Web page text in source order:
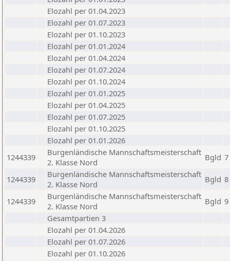
Elozahl per 01.04.2023
Elozahl per 01.07.2023
Elozahl per 01.10.2023
Elozahl per 01.01.2024
Elozahl per 01.04.2024
Elozahl per 01.07.2024
Elozahl per 01.10.2024
Elozahl per 01.01.2025
Elozahl per 01.04.2025
Elozahl per 01.07.2025
Elozahl per 01.10.2025
Elozahl per 01.01.2026
1244339
Burgenländische Mannschaftsmeisterschaft
2. Klasse Nord
Bgld 7
1244339
Burgenländische Mannschaftsmeisterschaft
2. Klasse Nord
Bgld 8
1244339
Burgenländische Mannschaftsmeisterschaft
2. Klasse Nord
Bgld 9
Gesamtpartien 3
Elozahl per 01.04.2026
Elozahl per 01.07.2026
Elozahl per 01.10.2026